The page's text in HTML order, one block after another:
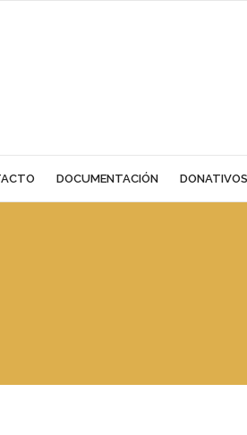
DOCUMENTACIÓN DONATIVOS